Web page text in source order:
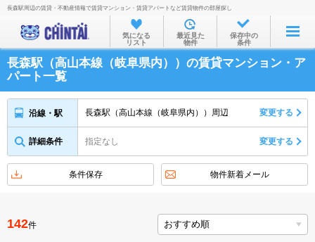
お部屋を探す
沿線・駅から
住所から
家賃相場から
不動産会社から
長森駅周辺の賃貸・不動産情報で賃貸マンション・賃貸アパートなど賃貸物件の部屋探し
気になる
リスト
最近見た
物件
保存中の
条件
長森駅（高山本線（岐阜県内））の賃貸マンション・ア
パート一覧
沿線・駅 長森駅（高山本線（岐阜県内））周辺 変更する
詳細条件 指定なし 変更する
条件保存 物件新着メール
142件